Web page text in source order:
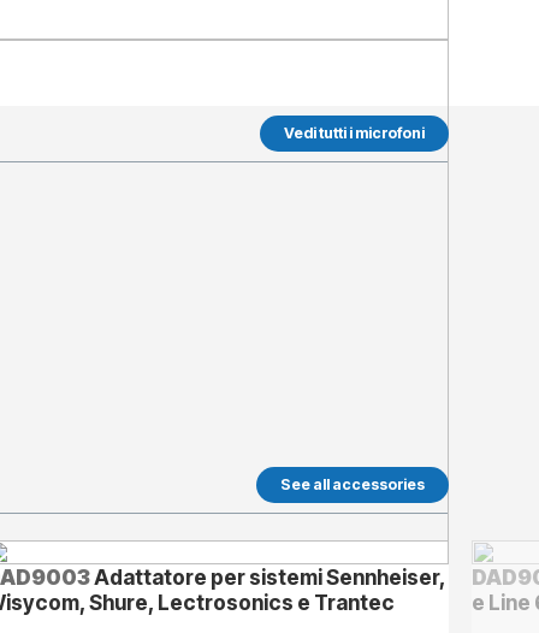
Vedi tutti i microfoni
See all accessories
Adattatore per sistemi Sennheiser,
Shure, Lectrosonics e Trantec
e Line